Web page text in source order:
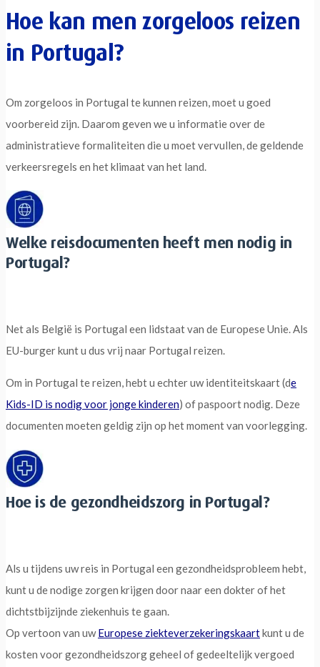
Hoe kan men zorgeloos reizen
in Portugal?
Om zorgeloos in Portugal te kunnen reizen, moet u goed
voorbereid zijn. Daarom geven we u informatie over de
administratieve formaliteiten die u moet vervullen, de geldende
verkeersregels en het klimaat van het land.
Welke reisdocumenten heeft men nodig in
Portugal?
Net als België is Portugal een lidstaat van de Europese Unie. Als
EU-burger kunt u dus vrij naar Portugal reizen.
Om in Portugal te reizen, hebt u echter uw identiteitskaart (de
Kids-ID is nodig voor jonge kinderen) of paspoort nodig. Deze
documenten moeten geldig zijn op het moment van voorlegging.
Hoe is de gezondheidszorg in Portugal?
Als u tijdens uw reis in Portugal een gezondheidsprobleem hebt,
kunt u de nodige zorgen krijgen door naar een dokter of het
dichtstbijzijnde ziekenhuis te gaan.
Op vertoon van uwEuropese ziekteverzekeringskaartkunt u de
kosten voor gezondheidszorg geheel of gedeeltelijk vergoed